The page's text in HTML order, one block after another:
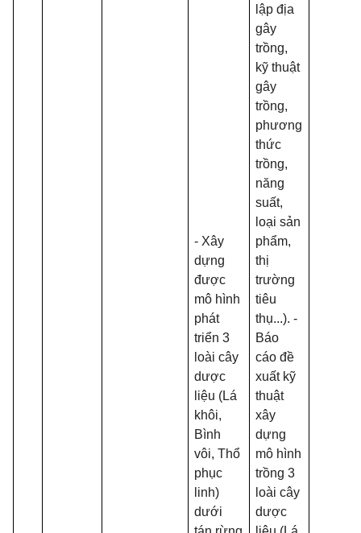
- Xây
dựng
được
mô hình
phát
triển 3
loài cây
dược
liệu (Lá
khôi,
Bình
vôi, Thổ
phục
linh)
dưới
lập địa
gây
trồng,
kỹ thuật
gây
trồng,
phương
thức
trồng,
năng
suất,
loại sản
phẩm,
thị
trường
tiêu
thụ...). -
Báo
cáo đề
xuất kỹ
thuật
xây
dựng
mô hình
trồng 3
loài cây
dược